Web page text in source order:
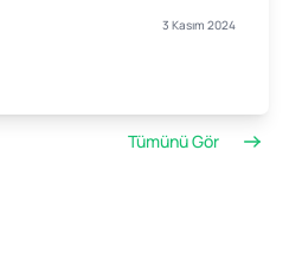
3 Kasım 2024
Tümünü Gör